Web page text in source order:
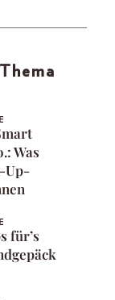
Was
Up-
für’s